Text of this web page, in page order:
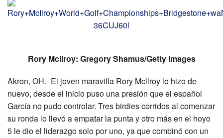
Rory Mcllroy: Gregory Shamus/Getty Images
Akron, OH.- El joven maravilla Rory Mcllroy lo hizo de
nuevo, desde el inicio puso una presión que el español
García no pudo controlar. Tres birdies corridos al comenzar
su ronda lo llevó a empatar la punta y otro más en el hoyo
5 le dio el liderazgo solo por uno, ya que combinó con un